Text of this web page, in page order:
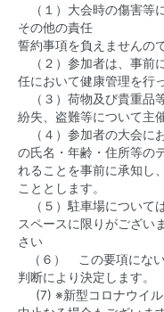
（１）大会時の傷害等
その他の責任
誓約事項を負えませんの
（２）参加者は、事前
任において健康管理を行
（３）荷物及び貴重品
紛失、盗難等について主
（４）参加者の大会に
の氏名・年齢・住所等の
れることを事前に承知し
こととします。
（５）駐車場について
スペースに限りがござい
さい
（６） この要項にない
判断により決定します。
(7) ※新型コロナウイル